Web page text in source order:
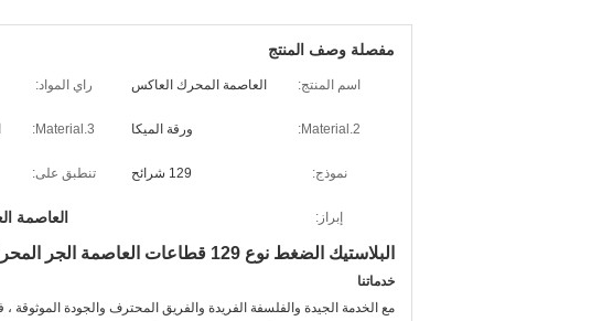
مفصلة وصف المنتج
اسم المنتج: العاصمة المحرك العاكس راي المواد:
Material.2: ورقة الميكا Material.3:
نموذج: 129 شرائح تنطبق على:
إبراز: العاصمة
البلاستيك الضغط نوع 129 قطاعات العاصمة الجر المحرك ZQ-21 العاكس
خدماتنا
مع الخدمة الجيدة والفلسفة الفريدة والفريق المحترف والجودة الموثوقة